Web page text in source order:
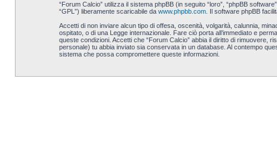
“Forum Calcio” utilizza il sistema phpBB (in seguito “loro”, “phpBB
“GPL”) liberamente scaricabile da www.phpbb.com. Il software phpBB
Accetti di non inviare alcun tipo di offesa, oscenità, volgarità, calunnia,
ospitato, o di una Legge internazionale. Fare ciò porta all’immediato e
queste condizioni. Accetti che “Forum Calcio” abbia il diritto di
personale) tu abbia inviato sia conservata in un database. Al contempo
sistema che possa compromettere queste informazioni.